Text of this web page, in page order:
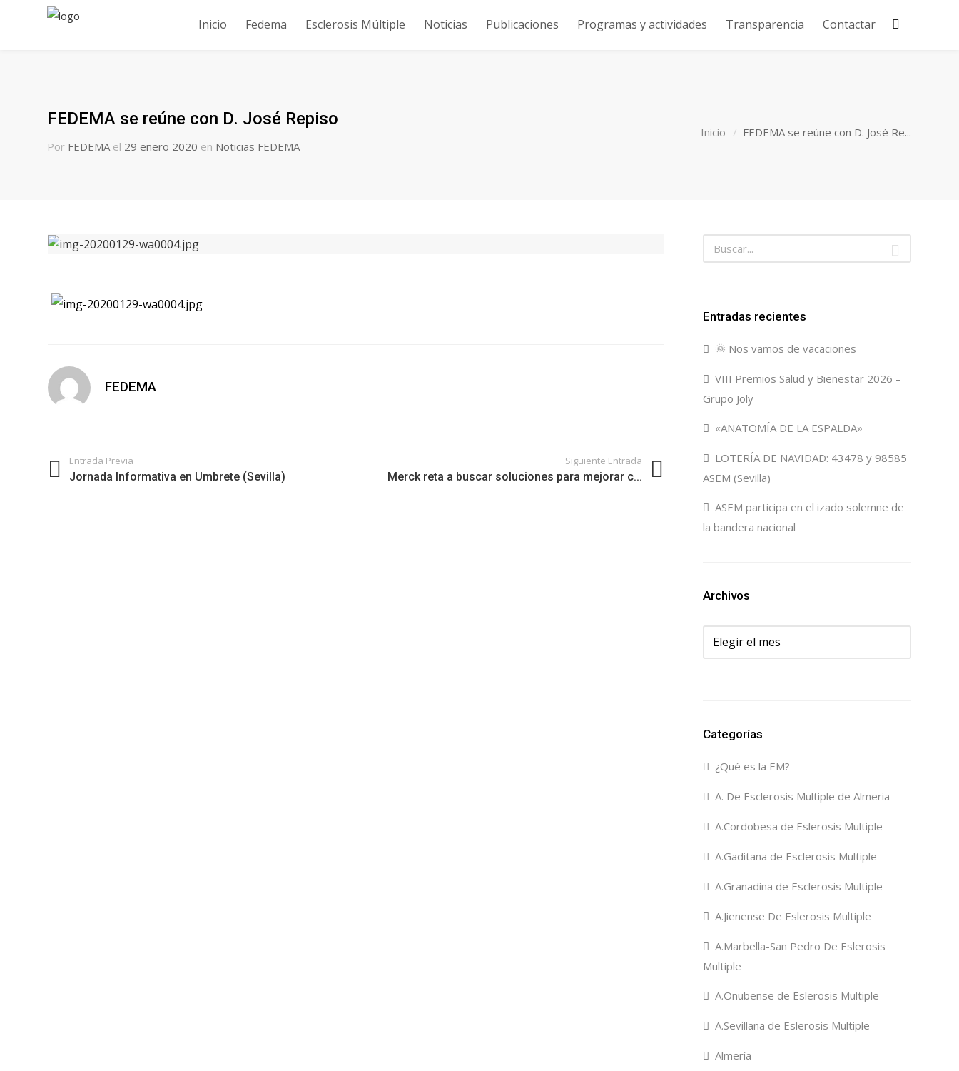
Inicio Fedema Esclerosis Múltiple Noticias Publicaciones Programas y actividades Transparencia Contactar
FEDEMA se reúne con D. José Repiso
Por FEDEMA el 29 enero 2020 en Noticias FEDEMA
Inicio FEDEMA se reúne con D. José Re...
FEDEMA
Entrada Previa
Jornada Informativa en Umbrete (Sevilla)
Siguiente Entrada
Merck reta a buscar soluciones para mejorar c...
Entradas recientes
🌞 Nos vamos de vacaciones
VIII Premios Salud y Bienestar 2026 –
Grupo Joly
«ANATOMÍA DE LA ESPALDA»
LOTERÍA DE NAVIDAD: 43478 y 98585
ASEM (Sevilla)
ASEM participa en el izado solemne de
la bandera nacional
Archivos
Archivos
Categorías
¿Qué es la EM?
A. De Esclerosis Multiple de Almeria
A.Cordobesa de Eslerosis Multiple
A.Gaditana de Esclerosis Multiple
A.Granadina de Esclerosis Multiple
A.Jienense De Eslerosis Multiple
A.Marbella-San Pedro De Eslerosis
Multiple
A.Onubense de Eslerosis Multiple
A.Sevillana de Eslerosis Multiple
Almería